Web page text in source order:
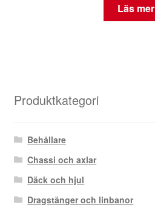
Läs mer
Produktkategori
Behållare
Chassi och axlar
Däck och hjul
Dragstänger och linbanor